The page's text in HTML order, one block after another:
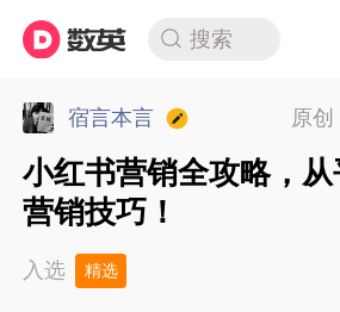
搜索
宿言本言 原创
小红书营销全攻略，从
营销技巧！
入选 精选